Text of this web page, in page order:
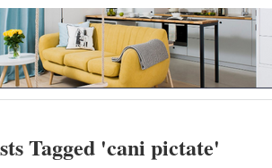
Tagged 'cani pictate'